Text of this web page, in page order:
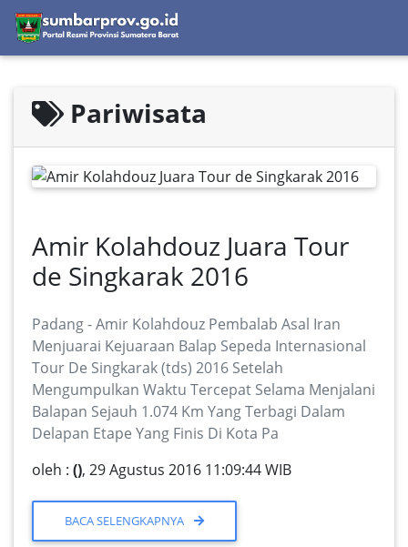
Pariwisata
Amir Kolahdouz Juara Tour
de Singkarak 2016
Padang - Amir Kolahdouz Pembalab Asal Iran
Menjuarai Kejuaraan Balap Sepeda Internasional
Tour De Singkarak (tds) 2016 Setelah
Mengumpulkan Waktu Tercepat Selama Menjalani
Balapan Sejauh 1.074 Km Yang Terbagi Dalam
Delapan Etape Yang Finis Di Kota Pa
oleh : (), 29 Agustus 2016 11:09:44 WIB
BACA SELENGKAPNYA